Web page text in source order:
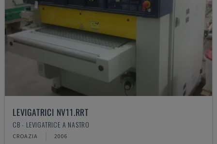
LEVIGATRICI NV11.RRT
CB - LEVIGATRICE A NASTRO
CROAZIA 2006